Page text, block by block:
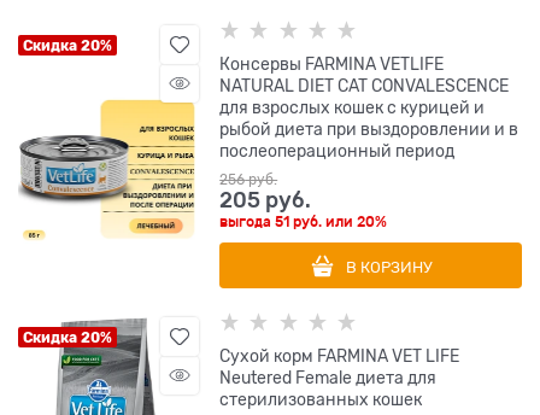
Скидка 20%
Консервы FARMINA VETLIFE
NATURAL DIET CAT CONVALESCENCE
для взрослых кошек с курицей и
рыбой диета при выздоровлении и в
послеоперационный период
256 руб.
205 руб.
выгода51 руб. или20%
В КОРЗИНУ
Скидка 20%
Сухой корм FARMINA VET LIFE
Neutered Female диета для
стерилизованных кошек